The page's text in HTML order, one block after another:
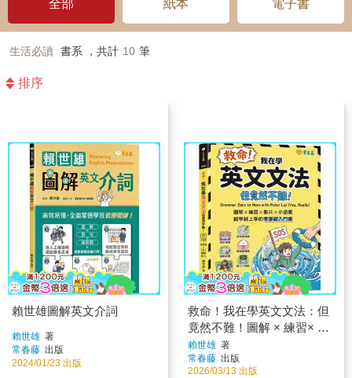
全部 紙本 電子書
生活必讀 書系 ，共計 10 筆
排序
賴世雄圖解英文介詞
賴世雄 著
常春藤 出版
2024/01/23 出版
救命！我在學英文文法：但
竟然不難！圖解 × 練習× 影
片× 小遊戲，越學越上手的
零基礎入門書
賴世雄 著
常春藤 出版
2026/03/13 出版